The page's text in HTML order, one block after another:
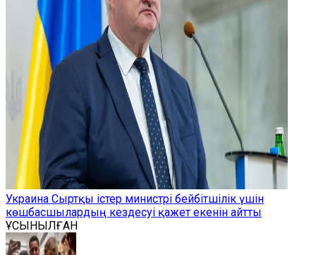
Украина Сыртқы істер министрі бейбітшілік үшін
көшбасшылардың кездесуі қажет екенін айтты
ҰСЫНЫЛҒАН